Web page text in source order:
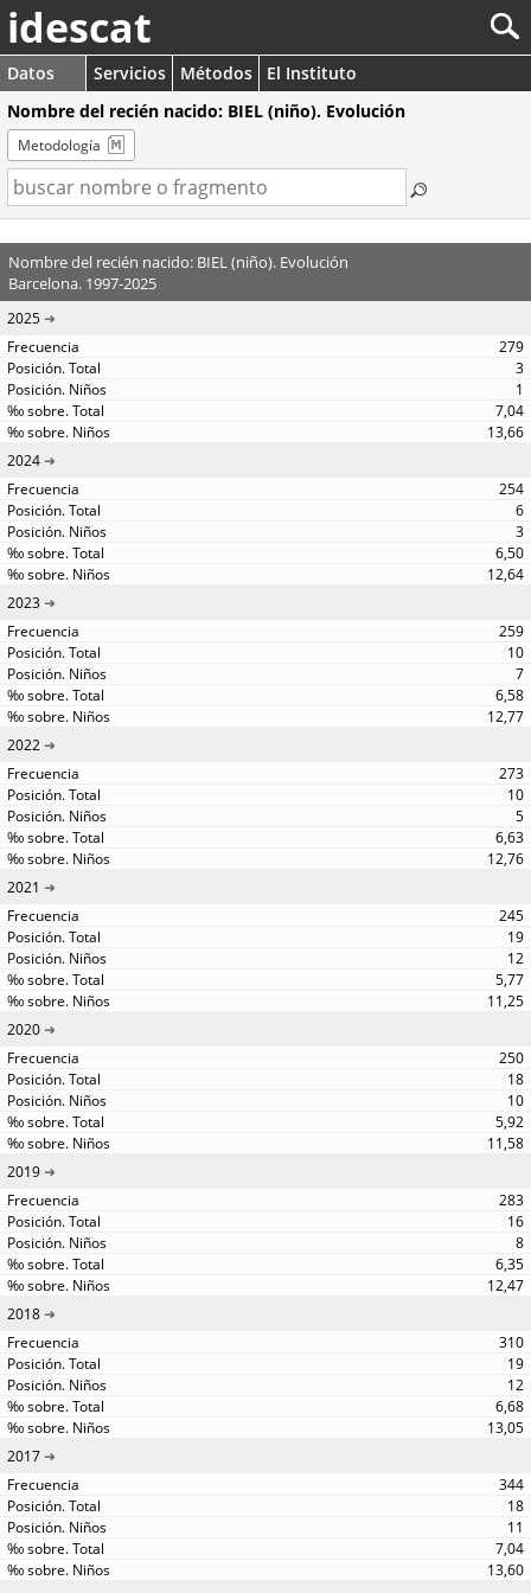
idescat
Datos Servicios Métodos
El Instituto
Nombre del recién nacido: BIEL (niño). Evolución
Metodología
Nombre del recién nacido: BIEL (niño). Evolución
Barcelona. 1997-2025
2025
279
3
1
7,04
13,66
2024
254
6
3
6,50
12,64
2023
259
10
7
6,58
12,77
2022
273
10
5
6,63
12,76
2021
245
19
12
5,77
11,25
2020
250
18
10
5,92
11,58
2019
283
16
8
6,35
12,47
2018
310
19
12
6,68
13,05
2017
344
18
11
7,04
13,60